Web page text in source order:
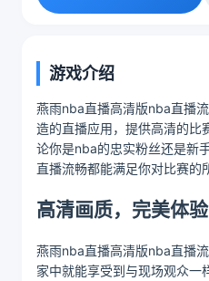
游戏介绍
燕雨nba直播高清版nba直播
造的直播应用，提供高清的比
论你是nba的忠实粉丝还是新
直播流畅都能满足你对比赛的
高清画质，完美体验
燕雨nba直播高清版nba直播
家中就能享受到与现场观众一